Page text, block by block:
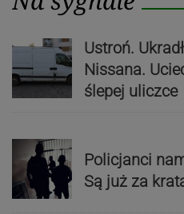
Ustroń.
Nissana.
ślepej uliczce
Policjanci
Są już za